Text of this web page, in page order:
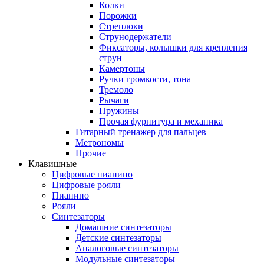
Колки
Порожки
Стреплоки
Струнодержатели
Фиксаторы, колышки для крепления
струн
Камертоны
Ручки громкости, тона
Тремоло
Рычаги
Пружины
Прочая фурнитура и механика
Гитарный тренажер для пальцев
Метрономы
Прочие
Клавишные
Цифровые пианино
Цифровые рояли
Пианино
Рояли
Синтезаторы
Домашние синтезаторы
Детские синтезаторы
Аналоговые синтезаторы
Модульные синтезаторы